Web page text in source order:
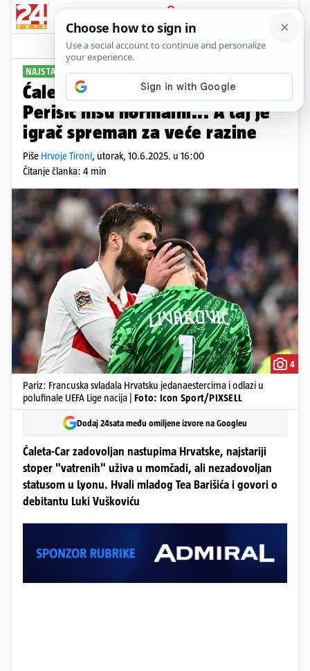
PRIJAVA
Sport Komentari
NAJSTARIJI STOPER 'VATRENIH'
Ćaleta-Car za 24sata: Modrić i
Perišić nisu normalni... A taj je
igrač spreman za veće razine
Piše Hrvoje Tironi, utorak, 10.6.2025. u 16:00
Čitanje članka: 4 min
4
Pariz: Francuska svladala Hrvatsku jedanaestercima i odlazi u
polufinale UEFA Lige nacija | Foto: Icon Sport/PIXSELL
Dodaj 24sata među omiljene izvore na Googleu
Ćaleta-Car zadovoljan nastupima Hrvatske, najstariji
stoper "vatrenih" uživa u momčadi, ali nezadovoljan
statusom u Lyonu. Hvali mladog Tea Barišića i govori o
debitantu Luki Vuškoviću